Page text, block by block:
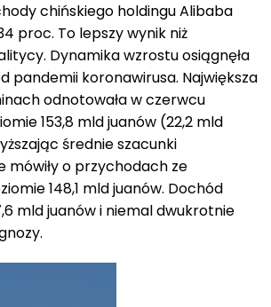
chińskiego holdingu Alibaba
proc. To lepszy wynik niż
Dynamika wzrostu osiągnęła
pandemii koronawirusa. Największa
odnotowała w czerwcu
153,8 mld juanów (22,2 mld
średnie szacunki
mówiły o przychodach ze
148,1 mld juanów. Dochód
mld juanów i niemal dwukrotnie